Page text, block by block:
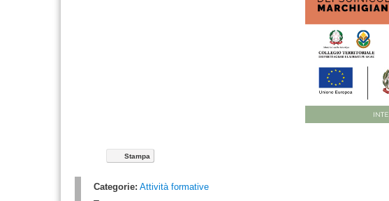
Stampa
Categorie: Attività formative